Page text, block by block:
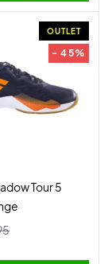
OUTLET
- 45%
Tour 5